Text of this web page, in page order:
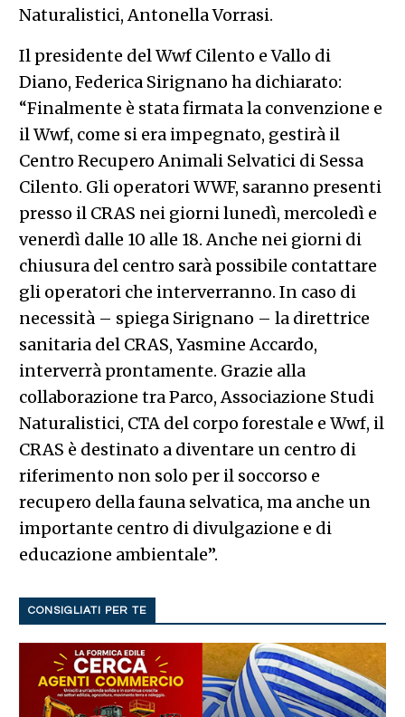
Naturalistici, Antonella Vorrasi.
Il presidente del Wwf Cilento e Vallo di
Diano, Federica Sirignano ha dichiarato:
“Finalmente è stata firmata la convenzione e
il Wwf, come si era impegnato, gestirà il
Centro Recupero Animali Selvatici di Sessa
Cilento. Gli operatori WWF, saranno presenti
presso il CRAS nei giorni lunedì, mercoledì e
venerdì dalle 10 alle 18. Anche nei giorni di
chiusura del centro sarà possibile contattare
gli operatori che interverranno. In caso di
necessità – spiega Sirignano – la direttrice
sanitaria del CRAS, Yasmine Accardo,
interverrà prontamente. Grazie alla
collaborazione tra Parco, Associazione Studi
Naturalistici, CTA del corpo forestale e Wwf, il
CRAS è destinato a diventare un centro di
riferimento non solo per il soccorso e
recupero della fauna selvatica, ma anche un
importante centro di divulgazione e di
educazione ambientale”.
CONSIGLIATI PER TE